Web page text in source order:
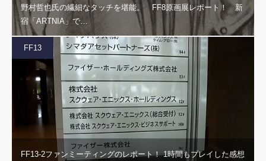
野村哲也氏の繊細なタッチを堪能。 FF8原画展レポート！ 新
宿「ARTNIA」で…
FF13
FF13-2ファンミーティングのレポート！ 1時間もプレイした感想